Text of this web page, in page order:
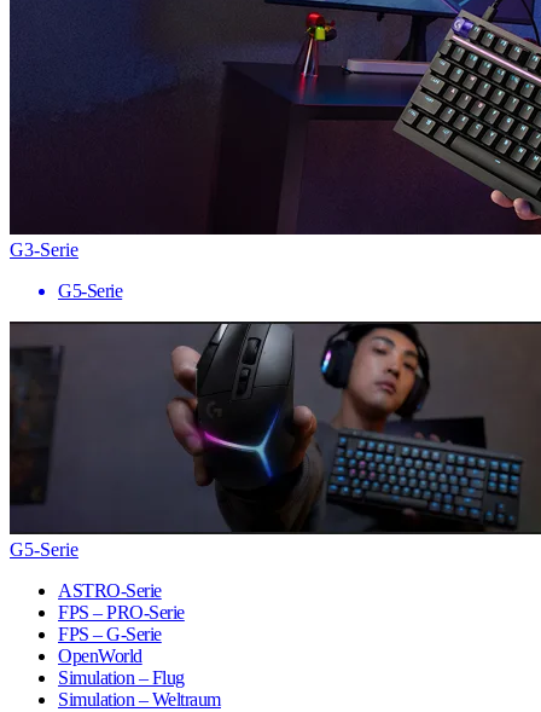
G3-Serie
G5-Serie
G5-Serie
ASTRO-Serie
FPS – PRO-Serie
FPS – G-Serie
OpenWorld
Simulation – Flug
Simulation – Weltraum